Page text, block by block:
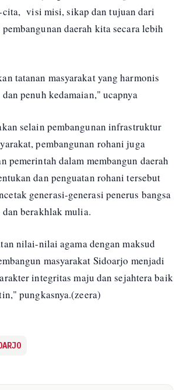
cita, visi misi, sikap dan tujuan dari
daerah kita secara lebih
tatanan masyarakat yang harmonis
penuh kedamaian," ucapnya
selain pembangunan infrastruktur
pembangunan rohani juga
pemerintah dalam membangun daerah
dan penguatan rohani tersebut
generasi-generasi penerus bangsa
berakhlak mulia.
nilai-nilai agama dengan maksud
masyarakat Sidoarjo menjadi
integritas maju dan sejahtera baik
pungkasnya.(zeera)